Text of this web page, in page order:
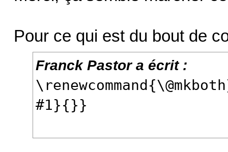
Pour ce qui est du bout de
Franck Pastor a écrit :
#1}{}}